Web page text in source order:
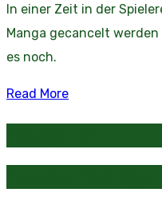
In einer Zeit in der
Manga gecancelt
es noch.
Read More